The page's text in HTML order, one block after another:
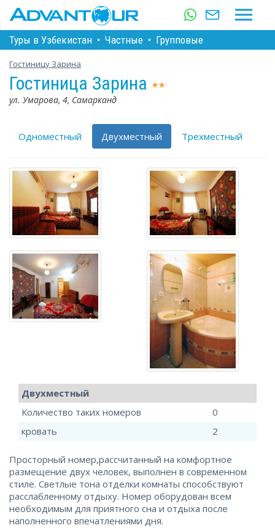
Туры в Узбекистан • Частные • Групповые
Гостиницу Зарина
Гостиница Зарина
ул. Умарова, 4, Самарканд
Одноместный Двухместный Трехместный
Двухместный
Количество таких номеров
0
кровать
2
Просторный номер,рассчитанный на комфортное
размещение двух человек, выполнен в современном
стиле. Светлые тона отделки комнаты способствуют
расслабленному отдыху. Номер оборудован всем
необходимым для приятного сна и отдыха после
наполненного впечатлениями дня.